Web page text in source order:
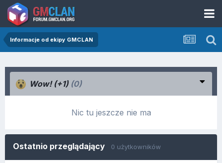
Informacje od ekipy GMCLAN
Wow! (+1) (0)
Nic tu jeszcze nie ma
Ostatnio przeglądający 0 użytkowników